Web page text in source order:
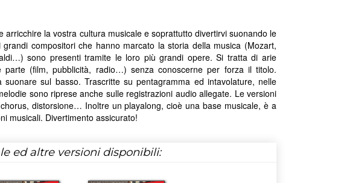
la vostra cultura musicale e soprattutto divertirvi suonando le
compositori che hanno marcato la storia della musica (Mozart,
sono presenti tramite le loro più grandi opere. Si tratta di arie
(film, pubblicità, radio…) senza conoscerne per forza il titolo.
sul basso. Trascritte su pentagramma ed intavolature, nelle
sono riprese anche sulle registrazioni audio allegate. Le versioni
distorsione… Inoltre un playalong, cioè una base musicale, è a
musicali. Divertimento assicurato!
ed altre versioni disponibili: